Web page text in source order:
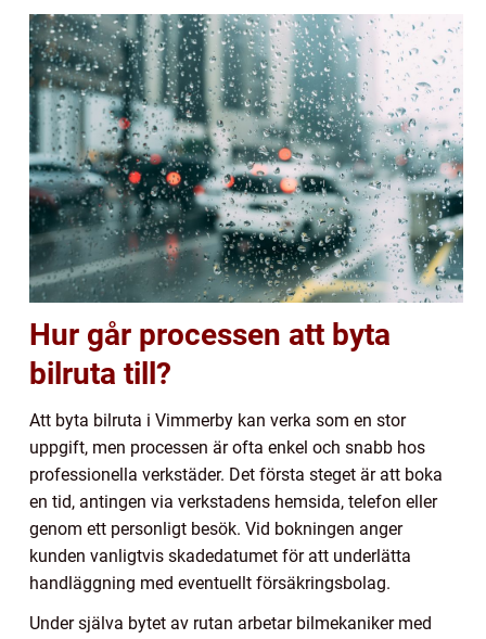
Hur går processen att byta
bilruta till?
Att byta bilruta i Vimmerby kan verka som en stor
uppgift, men processen är ofta enkel och snabb hos
professionella verkstäder. Det första steget är att boka
en tid, antingen via verkstadens hemsida, telefon eller
genom ett personligt besök. Vid bokningen anger
kunden vanligtvis skadedatumet för att underlätta
handläggning med eventuellt försäkringsbolag.
Under själva bytet av rutan arbetar bilmekaniker med